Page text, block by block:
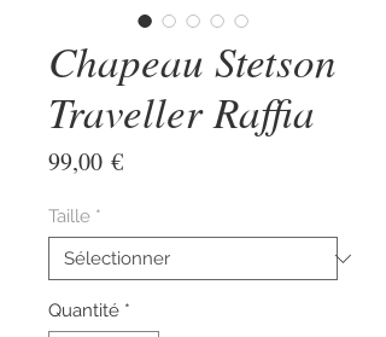
Chapeau Stetson
Traveller Raffia
99,00 €Prix
Taille *
Quantité *